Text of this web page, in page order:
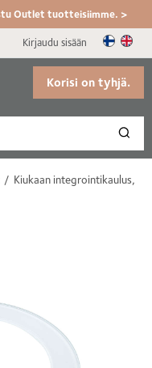
Outlet tuotteisiimme. >
Kirjaudu sisään
Korisi on tyhjä.
Kiukaan integrointikaulus,